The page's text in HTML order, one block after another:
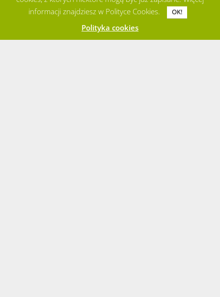
informacji znajdziesz w Polityce Cookies.
OK!
Polityka cookies